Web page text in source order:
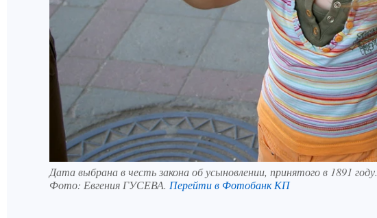
Дата выбрана в честь закона об усыновлении, принятого в 1891 году.
Фото: Евгения ГУСЕВА. Перейти в Фотобанк КП